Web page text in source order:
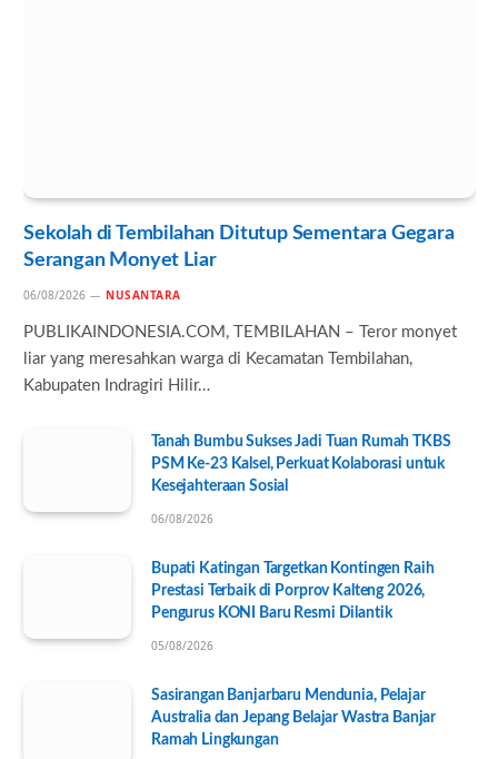
Sekolah di Tembilahan Ditutup Sementara Gegara
Serangan Monyet Liar
06/08/2026 NUSANTARA
PUBLIKAINDONESIA.COM, TEMBILAHAN – Teror monyet
liar yang meresahkan warga di Kecamatan Tembilahan,
Kabupaten Indragiri Hilir…
Tanah Bumbu Sukses Jadi Tuan Rumah TKBS
PSM Ke-23 Kalsel, Perkuat Kolaborasi untuk
Kesejahteraan Sosial
06/08/2026
Bupati Katingan Targetkan Kontingen Raih
Prestasi Terbaik di Porprov Kalteng 2026,
Pengurus KONI Baru Resmi Dilantik
05/08/2026
Sasirangan Banjarbaru Mendunia, Pelajar
Australia dan Jepang Belajar Wastra Banjar
Ramah Lingkungan